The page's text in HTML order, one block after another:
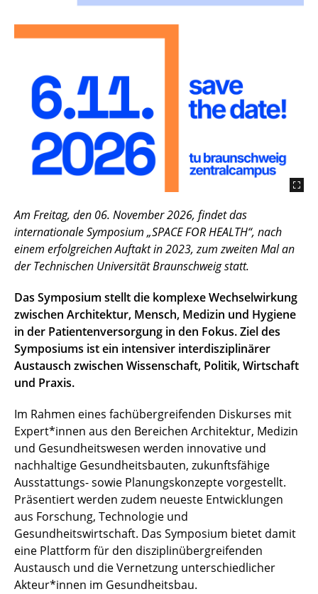
Am Freitag, den 06. November 2026, findet das
internationale Symposium „SPACE FOR HEALTH“, nach
einem erfolgreichen Auftakt in 2023, zum zweiten Mal an
der Technischen Universität Braunschweig statt.
Das Symposium stellt die komplexe Wechselwirkung
zwischen Architektur, Mensch, Medizin und Hygiene
in der Patientenversorgung in den Fokus. Ziel des
Symposiums ist ein intensiver interdisziplinärer
Austausch zwischen Wissenschaft, Politik, Wirtschaft
und Praxis.
Im Rahmen eines fachübergreifenden Diskurses mit
Expert*innen aus den Bereichen Architektur, Medizin
und Gesundheitswesen werden innovative und
nachhaltige Gesundheitsbauten, zukunftsfähige
Ausstattungs- sowie Planungskonzepte vorgestellt.
Präsentiert werden zudem neueste Entwicklungen
aus Forschung, Technologie und
Gesundheitswirtschaft. Das Symposium bietet damit
eine Plattform für den disziplinübergreifenden
Austausch und die Vernetzung unterschiedlicher
Akteur*innen im Gesundheitsbau.